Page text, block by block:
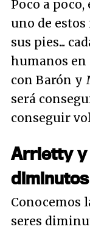
Poco a
uno de
sus pies...
humanos en
con Barón y
será
conseguir
Arrietty y
Conocemos
seres